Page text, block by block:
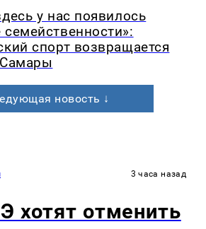
у нас появилось
спорт возвращается
новость ↓
3 часа назад
хотят отменить